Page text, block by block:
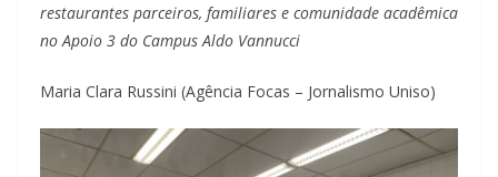
restaurantes parceiros, familiares e comunidade acadêmica
no Apoio 3 do Campus Aldo Vannucci
Maria Clara Russini (Agência Focas – Jornalismo Uniso)